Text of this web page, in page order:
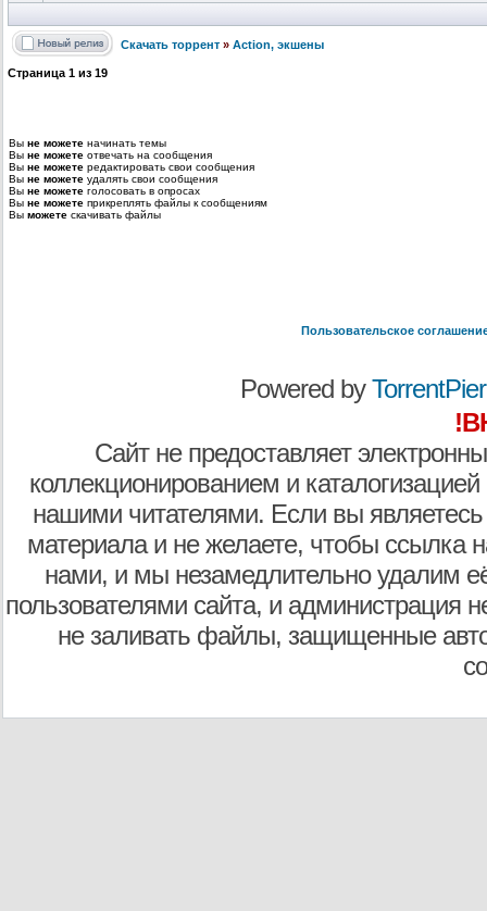
Скачать торрент » Action, экшены
Страница 1 из 19
Вы не можете начинать темы
Вы не можете отвечать на сообщения
Вы не можете редактировать свои сообщения
Вы не можете удалять свои сообщения
Вы не можете голосовать в опросах
Вы не можете прикреплять файлы к сообщениям
Вы можете скачивать файлы
Пользовательское
Powered by
Сайт не предоставляет
коллекционированием и
нашими читателями. Если вы являетесь
материала и не желаете, чтобы ссылка
нами, и мы незамедлительно удалим
пользователями сайта, и администрация
не заливать файлы, защищенные